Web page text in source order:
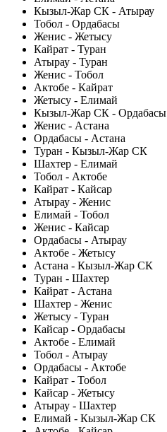
Кызыл-Жар СК - Атырау
Тобол - Ордабасы
Женис - Жетысу
Кайрат - Туран
Атырау - Туран
Женис - Тобол
Актобе - Кайрат
Жетысу - Елимай
Кызыл-Жар СК - Ордабасы
Женис - Астана
Ордабасы - Астана
Туран - Кызыл-Жар СК
Шахтер - Елимай
Тобол - Актобе
Кайрат - Кайсар
Атырау - Женис
Елимай - Тобол
Женис - Кайсар
Ордабасы - Атырау
Актобе - Жетысу
Астана - Кызыл-Жар СК
Туран - Шахтер
Кайрат - Астана
Шахтер - Женис
Жетысу - Туран
Кайсар - Ордабасы
Актобе - Елимай
Тобол - Атырау
Ордабасы - Актобе
Кайрат - Тобол
Кайсар - Жетысу
Атырау - Шахтер
Елимай - Кызыл-Жар СК